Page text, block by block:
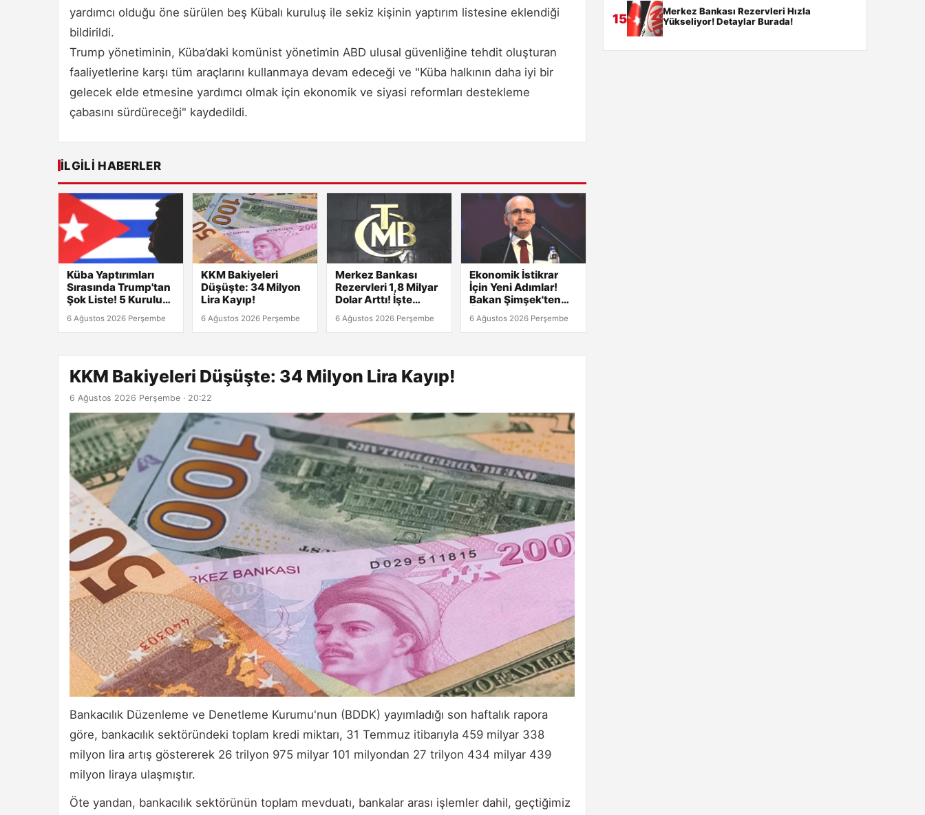
yardımcı olduğu öne sürülen beş Kübalı kuruluş ile sekiz kişinin yaptırım listesine eklendiği
bildirildi.
Trump yönetiminin, Küba’daki komünist yönetimin ABD ulusal güvenliğine tehdit oluşturan
faaliyetlerine karşı tüm araçlarını kullanmaya devam edeceği ve "Küba halkının daha iyi bir
gelecek elde etmesine yardımcı olmak için ekonomik ve siyasi reformları destekleme
çabasını sürdüreceği" kaydedildi.
İLGILI HABERLER
Küba Yaptırımları
Sırasında Trump'tan
Şok Liste! 5 Kuruluş
ve 8 Kişi Hedefte
6 Ağustos 2026 Perşembe
KKM Bakiyeleri
Düşüşte: 34 Milyon
Lira Kayıp!
6 Ağustos 2026 Perşembe
Merkez Bankası
Rezervleri 1,8 Milyar
Dolar Arttı! İşte
Detaylar
6 Ağustos 2026 Perşembe
Ekonomik İstikrar
İçin Yeni Adımlar!
Bakan Şimşek'ten
Önemli Açıklamalar
6 Ağustos 2026 Perşembe
KKM Bakiyeleri Düşüşte: 34 Milyon Lira Kayıp!
6 Ağustos 2026 Perşembe · 20:22
Bankacılık Düzenleme ve Denetleme Kurumu'nun (BDDK) yayımladığı son haftalık rapora
göre, bankacılık sektöründeki toplam kredi miktarı, 31 Temmuz itibarıyla 459 milyar 338
milyon lira artış göstererek 26 trilyon 975 milyar 101 milyondan 27 trilyon 434 milyar 439
milyon liraya ulaşmıştır.
Öte yandan, bankacılık sektörünün toplam mevduatı, bankalar arası işlemler dahil, geçtiğimiz
15
Merkez Bankası Rezervleri Hızla
Yükseliyor! Detaylar Burada!